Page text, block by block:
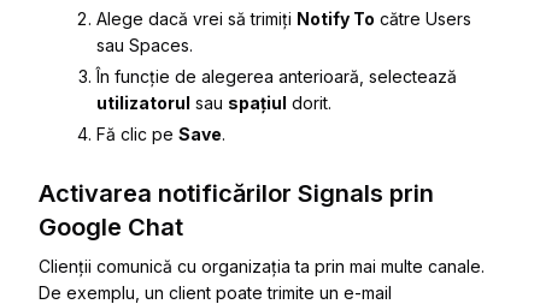
Alege dacă vrei să trimiți Notify To către Users
sau Spaces.
În funcție de alegerea anterioară, selectează
utilizatorul sau spațiul dorit.
Fă clic pe Save.
Activarea notificărilor Signals prin
Google Chat
Clienții comunică cu organizația ta prin mai multe canale.
De exemplu, un client poate trimite un e-mail